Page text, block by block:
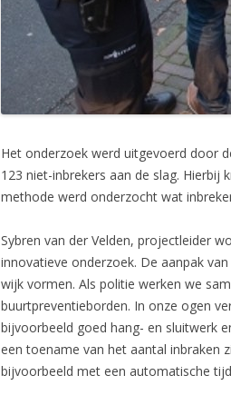
Het onderzoek werd uitgevoerd door
123 niet-inbrekers aan de slag. Hierbij
methode werd onderzocht wat
Sybren van der Velden, projectleider
innovatieve onderzoek. De aanpak
wijk vormen. Als politie werken we
buurtpreventieborden. In onze ogen
bijvoorbeeld goed hang- en sluitwerk
een toename van het aantal inbraken
bijvoorbeeld met een automatische